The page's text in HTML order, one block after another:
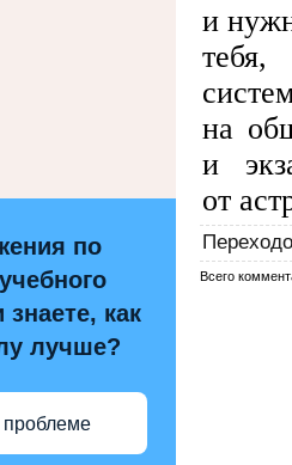
по
как
лучше?
проблеме
и
на
и
от
Всего